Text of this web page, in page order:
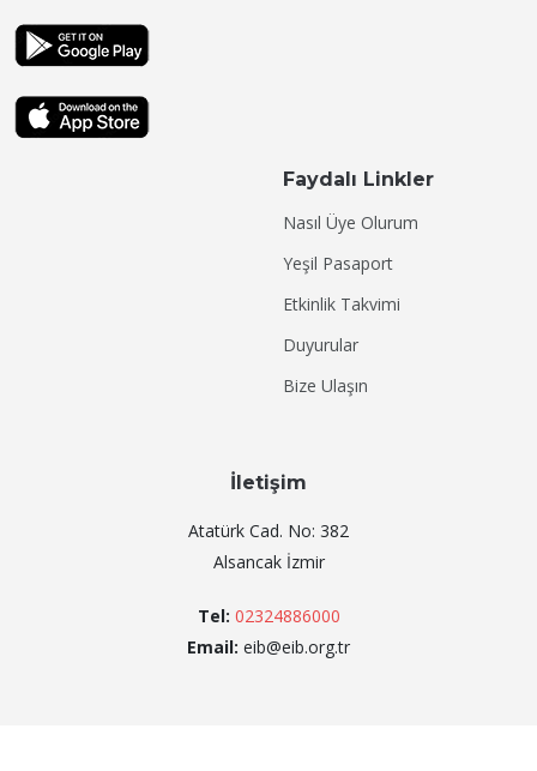
Faydalı Linkler
Nasıl Üye Olurum
Yeşil Pasaport
Etkinlik Takvimi
Duyurular
Bize Ulaşın
İletişim
Atatürk Cad. No: 382
Alsancak İzmir
Tel: 02324886000
Email: eib@eib.org.tr